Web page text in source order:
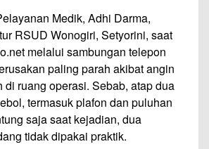
Medik, Adhi Darma,
RSUD Wonogiri, Setyorini, saat
melalui sambungan telepon
paling parah akibat angin
di ruang operasi. Sebab, atap dua
termasuk plafon dan puluhan
saja saat kejadian, dua
tidak dipakai praktik.